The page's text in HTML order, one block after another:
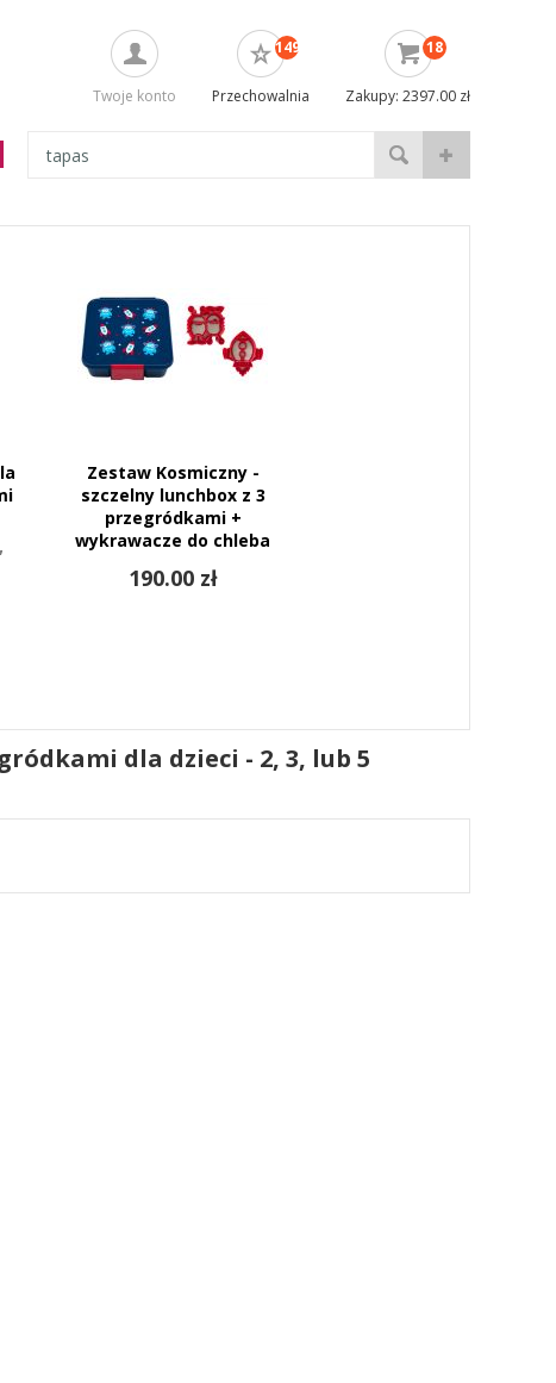
Twoje konto
149
Przechowalnia
18
Zakupy: 2397.00 zł
Zestaw Kosmiczny -
szczelny lunchbox z 3
przegródkami +
wykrawacze do chleba
190.00 zł
dla dzieci - 2, 3, lub 5